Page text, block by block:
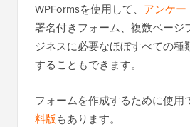
WPFormsを使用して、 アンケー
署名付きフォーム、複数ページ
ジネスに必要なほぼすべての種
することもできます。
フォームを作成するために使用
料版もあります。